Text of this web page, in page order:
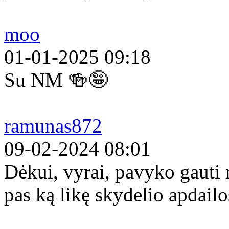
moo
01-01-2025 09:18
Su NM 🍻🤪
ramunas872
09-02-2024 08:01
Dėkui, vyrai, pavyko gauti
pas ką likę skydelio